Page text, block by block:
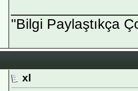
"Bilgi Paylaştıkça
xl